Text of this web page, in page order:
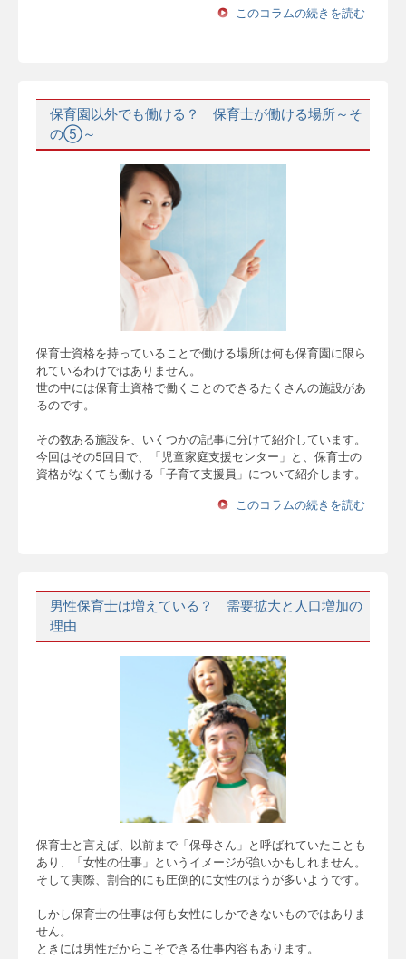
このコラムの続きを読む
保育園以外でも働ける？ 保育士が働ける場所～そ
の⑤～
保育士資格を持っていることで働ける場所は何も保育園に限ら
れているわけではありません。
世の中には保育士資格で働くことのできるたくさんの施設があ
るのです。
その数ある施設を、いくつかの記事に分けて紹介しています。
今回はその5回目で、「児童家庭支援センター」と、保育士の
資格がなくても働ける「子育て支援員」について紹介します。
このコラムの続きを読む
男性保育士は増えている？ 需要拡大と人口増加の
理由
保育士と言えば、以前まで「保母さん」と呼ばれていたことも
あり、「女性の仕事」というイメージが強いかもしれません。
そして実際、割合的にも圧倒的に女性のほうが多いようです。
しかし保育士の仕事は何も女性にしかできないものではありま
せん。
ときには男性だからこそできる仕事内容もあります。